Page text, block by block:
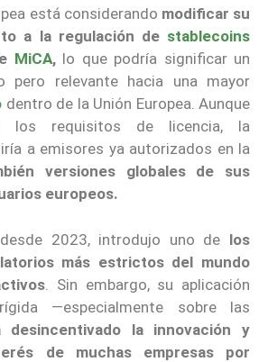
está considerando modificar su
a la regulación de stablecoins
MiCA,lo que podría significar un
pero relevante hacia una mayor
dentro de la Unión Europea. Aunque
los requisitos de licencia, la
a emisores ya autorizados en la
versiones globales de sus
europeos.
2023, introdujo uno de los
más estrictos del mundo
. Sin embargo, su aplicación
—especialmente sobre las
desincentivado la innovación y
de muchas empresas por